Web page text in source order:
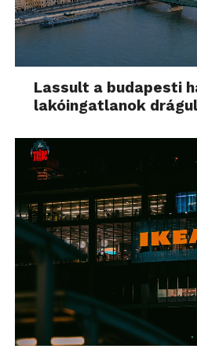
Lassult a budapesti
lakóingatlanok